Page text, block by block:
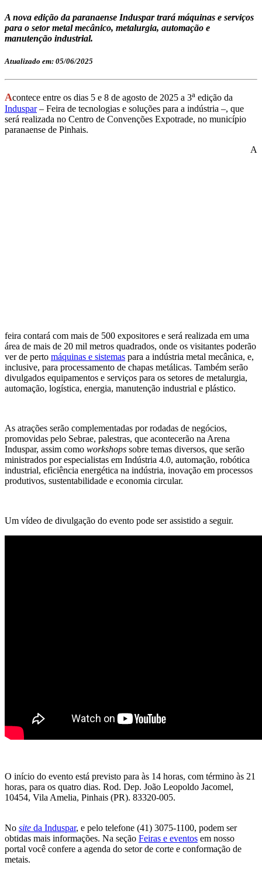
A nova edição da paranaense Induspar trará máquinas e serviços
para o setor metal mecânico, metalurgia, automação e
manutenção industrial.
Atualizado em: 05/06/2025
Acontece entre os dias 5 e 8 de agosto de 2025 a 3a edição da
Induspar– Feira de tecnologias e soluções para a indústria –, que
será realizada no Centro de Convenções Expotrade, no município
paranaense de Pinhais.
A
feira contará com mais de 500 expositores e será realizada em uma
área de mais de 20 mil metros quadrados, onde os visitantes poderão
ver de perto máquinas e sistemas para a indústria metal mecânica, e,
inclusive, para processamento de chapas metálicas. Também serão
divulgados equipamentos e serviços para os setores de metalurgia,
automação, logística, energia, manutenção industrial e plástico.
As atrações serão complementadas por rodadas de negócios,
promovidas pelo Sebrae, palestras, que acontecerão na Arena
Induspar, assim como workshops sobre temas diversos, que serão
ministrados por especialistas em Indústria 4.0, automação, robótica
industrial, eficiência energética na indústria, inovação em processos
produtivos, sustentabilidade e economia circular.
Um vídeo de divulgação do evento pode ser assistido a seguir.
O início do evento está previsto para às 14 horas, com término às 21
horas, para os quatro dias. Rod. Dep. João Leopoldo Jacomel,
10454, Vila Amelia, Pinhais (PR). 83320-005.
No site da Induspar, e pelo telefone (41) 3075-1100, podem ser
obtidas mais informações. Na seção Feiras e eventos em nosso
portal você confere a agenda do setor de corte e conformação de
metais.